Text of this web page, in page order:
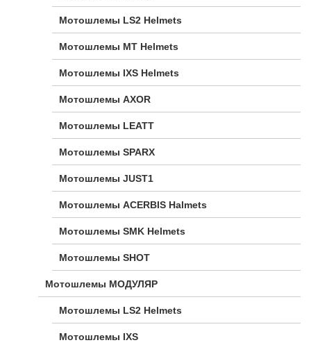
Мотошлемы LS2 Helmets
Мотошлемы MT Helmets
Мотошлемы IXS Helmets
Мотошлемы AXOR
Мотошлемы LEATT
Мотошлемы SPARX
Мотошлемы JUST1
Мотошлемы ACERBIS Halmets
Мотошлемы SMK Helmets
Мотошлемы SHOT
Мотошлемы МОДУЛЯР
Мотошлемы LS2 Helmets
Мотошлемы IXS